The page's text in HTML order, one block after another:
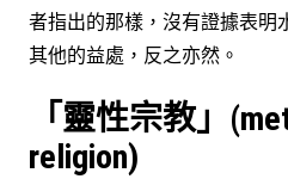
者指出的那樣，沒有證據表明
其他的益處，反之亦然。
「靈性宗教」
religion)